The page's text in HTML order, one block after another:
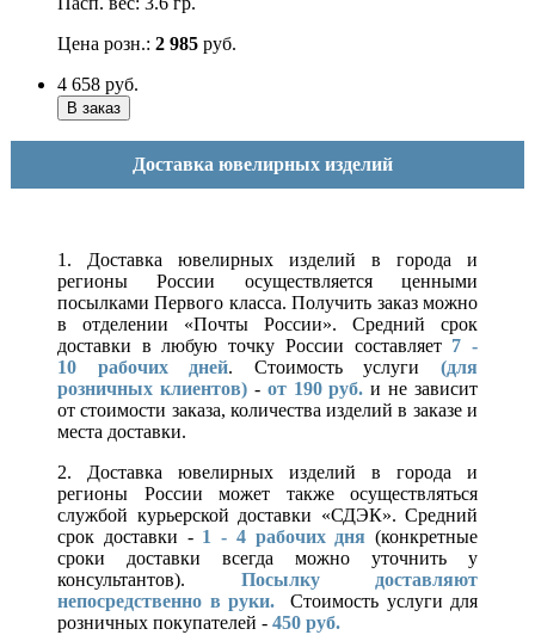
Цена розн.: 2 985 руб.
4 658 руб.
Доставка ювелирных изделий
1. Доставка ювелирных изделий в города и
регионы России осуществляется ценными
посылками Первого класса. Получить заказ можно
в отделении «Почты России». Средний срок
доставки в любую точку России составляет 7 -
10 рабочих дней. Стоимость услуги(для
розничных клиентов)- от 190 руб. и не зависит
от стоимости заказа, количества изделий в заказе и
места доставки.
2. Доставка ювелирных изделий в города и
регионы России может также осуществляться
службой курьерской доставки «СДЭК». Средний
срок доставки - 1 - 4 рабочих дня (конкретные
сроки доставки всегда можно уточнить у
консультантов). Посылку доставляют
непосредственно в руки.
Стоимость услуги для
розничных покупателей - 450 руб.